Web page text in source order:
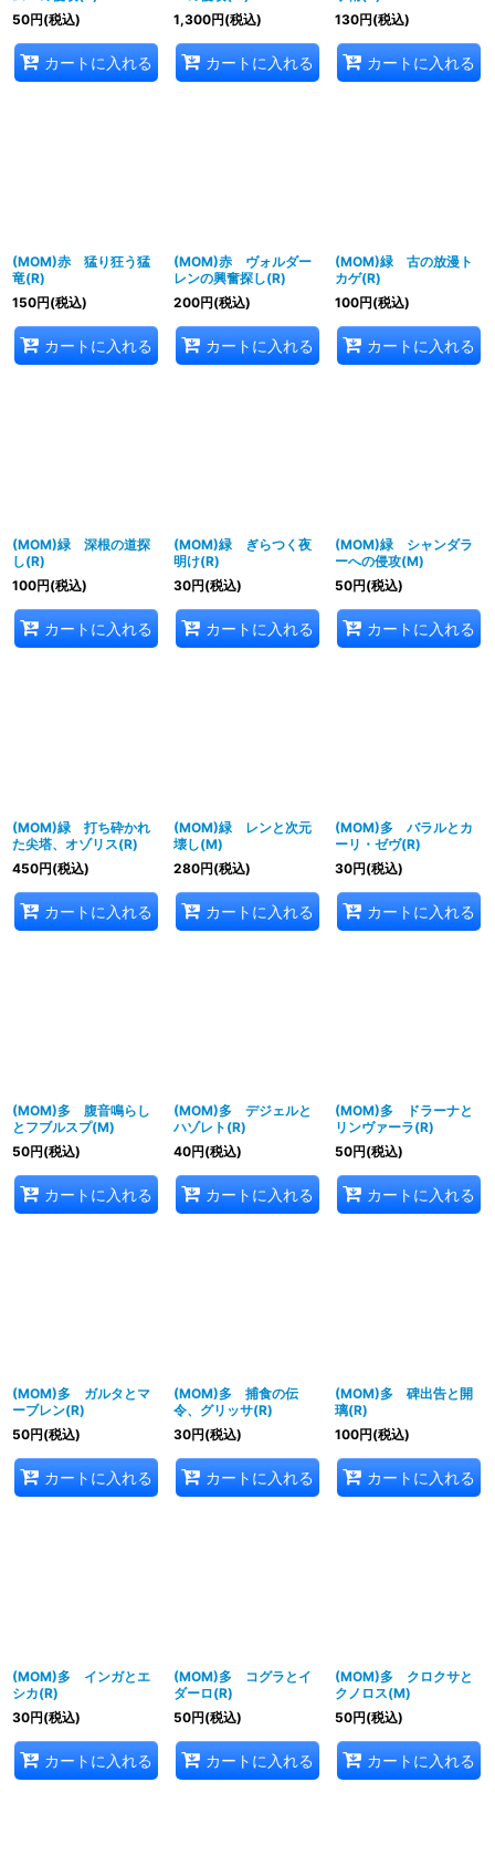
50円(税込)
カートに入れる
1,300円(税込)
カートに入れる
130円(税込)
カートに入れる
(MOM)赤 猛り狂う猛
竜(R)
150円(税込)
カートに入れる
(MOM)赤 ヴォルダー
レンの興奮探し(R)
200円(税込)
カートに入れる
(MOM)緑 古の放漫ト
カゲ(R)
100円(税込)
カートに入れる
(MOM)緑 深根の道探
し(R)
100円(税込)
カートに入れる
(MOM)緑 ぎらつく夜
明け(R)
30円(税込)
カートに入れる
(MOM)緑 シャンダラ
ーへの侵攻(M)
50円(税込)
カートに入れる
(MOM)緑 打ち砕かれ
た尖塔、オゾリス(R)
450円(税込)
カートに入れる
(MOM)緑 レンと次元
壊し(M)
280円(税込)
カートに入れる
(MOM)多 バラルとカ
ーリ・ゼヴ(R)
30円(税込)
カートに入れる
(MOM)多 腹音鳴らし
とフブルスプ(M)
50円(税込)
カートに入れる
(MOM)多 デジェルと
ハゾレト(R)
40円(税込)
カートに入れる
(MOM)多 ドラーナと
リンヴァーラ(R)
50円(税込)
カートに入れる
(MOM)多 ガルタとマ
ーブレン(R)
50円(税込)
カートに入れる
(MOM)多 捕食の伝
令、グリッサ(R)
30円(税込)
カートに入れる
(MOM)多 碑出告と開
璃(R)
100円(税込)
カートに入れる
(MOM)多 インガとエ
シカ(R)
30円(税込)
カートに入れる
(MOM)多 コグラとイ
ダーロ(R)
50円(税込)
カートに入れる
(MOM)多 クロクサと
クノロス(M)
50円(税込)
カートに入れる